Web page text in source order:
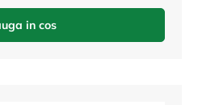
in cos